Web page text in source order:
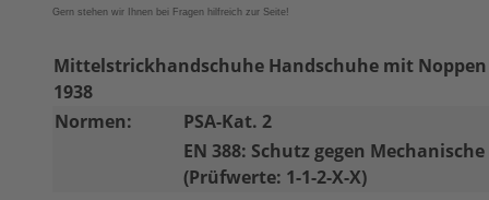
Gern stehen wir Ihnen bei Fragen hilfreich zur Seite!
Mittelstrickhandschuhe Handschuhe mit
1938
Normen:
PSA-Kat. 2
EN 388: Schutz gegen
(Prüfwerte: 1-1-2-X-X)